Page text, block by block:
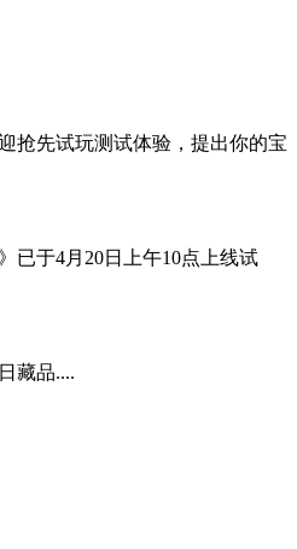
抢先试玩测试体验，提出你的宝
已于4月20日上午10点上线试
藏品....